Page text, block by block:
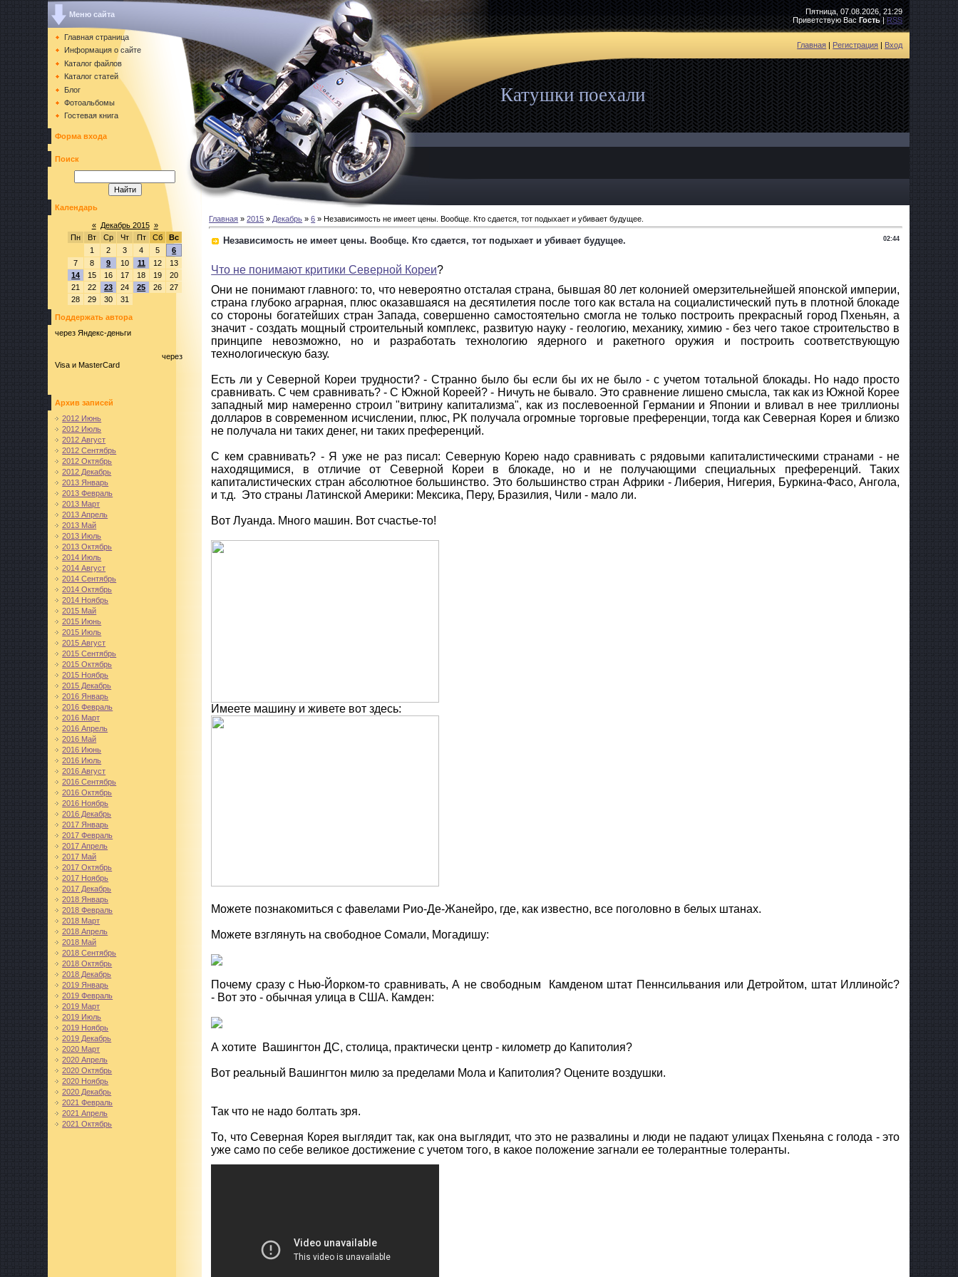
Меню сайта
Главная страница
Информация о сайте
Каталог файлов
Каталог статей
Блог
Фотоальбомы
Гостевая книга
Форма входа
Поиск
Календарь
« Декабрь 2015 »
Пн
Вт Ср Чт Пт Сб
Вс
1
2 3 4 5
6
7
8 9 10 11 12
13
14
15 16 17 18 19
20
21
22 23 24 25 26
27
28
29 30 31
Поддержать автора
через Яндекс-деньги
через
Visa и MasterCard
Архив записей
2012 Июнь
2012 Июль
2012 Август
2012 Сентябрь
2012 Октябрь
2012 Декабрь
2013 Январь
2013 Февраль
2013 Март
2013 Апрель
2013 Май
2013 Июль
2013 Октябрь
2014 Июль
2014 Август
2014 Сентябрь
2014 Октябрь
2014 Ноябрь
2015 Май
2015 Июнь
2015 Июль
2015 Август
2015 Сентябрь
2015 Октябрь
2015 Ноябрь
2015 Декабрь
2016 Январь
2016 Февраль
2016 Март
2016 Апрель
2016 Май
2016 Июнь
2016 Июль
2016 Август
2016 Сентябрь
2016 Октябрь
2016 Ноябрь
2016 Декабрь
2017 Январь
2017 Февраль
2017 Апрель
2017 Май
2017 Октябрь
2017 Ноябрь
2017 Декабрь
2018 Январь
2018 Февраль
2018 Март
2018 Апрель
2018 Май
2018 Сентябрь
2018 Октябрь
2018 Декабрь
2019 Январь
2019 Февраль
2019 Март
2019 Июль
2019 Ноябрь
2019 Декабрь
2020 Март
2020 Апрель
2020 Октябрь
2020 Ноябрь
2020 Декабрь
2021 Февраль
2021 Апрель
2021 Октябрь
Пятница, 07.08.2026, 21:29
Приветствую Вас Гость|RSS
Главная | Регистрация | Вход
Катушки поехали
Главная »2015 » Декабрь » 6 » Независимость не имеет цены. Вообще. Кто сдается, тот подыхает и убивает будущее.
02:44
Независимость не имеет цены. Вообще. Кто сдается, тот подыхает и убивает будущее.
Что не понимают критики Северной Кореи?
Они не понимают главного: то, что невероятно отсталая страна, бывшая 80 лет колонией омерзительнейшей японской империи,
страна глубоко аграрная, плюс оказавшаяся на десятилетия после того как встала на социалистический путь в плотной блокаде
со стороны богатейших стран Запада, совершенно самостоятельно смогла не только построить прекрасный город Пхеньян, а
значит - создать мощный строительный комплекс, развитую науку - геологию, механику, химию - без чего такое строительство в
принципе невозможно, но и разработать технологию ядерного и ракетного оружия и построить соответствующую
технологическую базу.
Есть ли у Северной Кореи трудности? - Странно было бы если бы их не было - с учетом тотальной блокады. Но надо просто
сравнивать. С чем сравнивать? - С Южной Кореей? - Ничуть не бывало. Это сравнение лишено смысла, так как из Южной Корее
западный мир намеренно строил "витрину капитализма", как из послевоенной Германии и Японии и вливал в нее триллионы
долларов в современном исчислении, плюс, РК получала огромные торговые преференции, тогда как Северная Корея и близко
не получала ни таких денег, ни таких преференций.
С кем сравнивать? - Я уже не раз писал: Северную Корею надо сравнивать с рядовыми капиталистическими странами - не
находящимися, в отличие от Северной Кореи в блокаде, но и не получающими специальных преференций. Таких
капиталистических стран абсолютное большинство. Это большинство стран Африки - Либерия, Нигерия, Буркина-Фасо, Ангола,
и т.д. Это страны Латинской Америки: Мексика, Перу, Бразилия, Чили - мало ли.
Вот Луанда. Много машин. Вот счастье-то!
Имеете машину и живете вот здесь:
Можете познакомиться с фавелами Рио-Де-Жанейро, где, как известно, все поголовно в белых штанах.
Можете взглянуть на свободное Сомали, Могадишу:
Почему сразу с Нью-Йорком-то сравнивать, А не свободным Камденом штат Пеннсильвания или Детройтом, штат Иллинойс?
- Вот это - обычная улица в США. Камден:
А хотите Вашингтон ДС, столица, практически центр - километр до Капитолия?
Вот реальный Вашингтон милю за пределами Мола и Капитолия? Оцените воздушки.
Так что не надо болтать зря.
То, что Северная Корея выглядит так, как она выглядит, что это не развалины и люди не падают улицах Пхеньяна с голода - это
уже само по себе великое достижение с учетом того, в какое положение загнали ее толерантные толеранты.